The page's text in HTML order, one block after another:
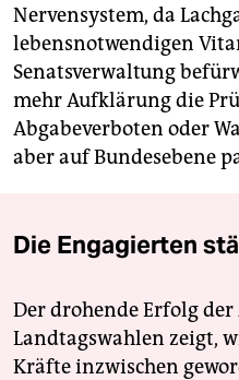
Nervensystem, da
lebensnotwendigen
Senatsverwaltung
mehr Aufklärung die
Abgabeverboten oder
aber auf Bundesebene
Die Engagierten
Der drohende Erfolg
Landtagswahlen zeigt,
Kräfte inzwischen